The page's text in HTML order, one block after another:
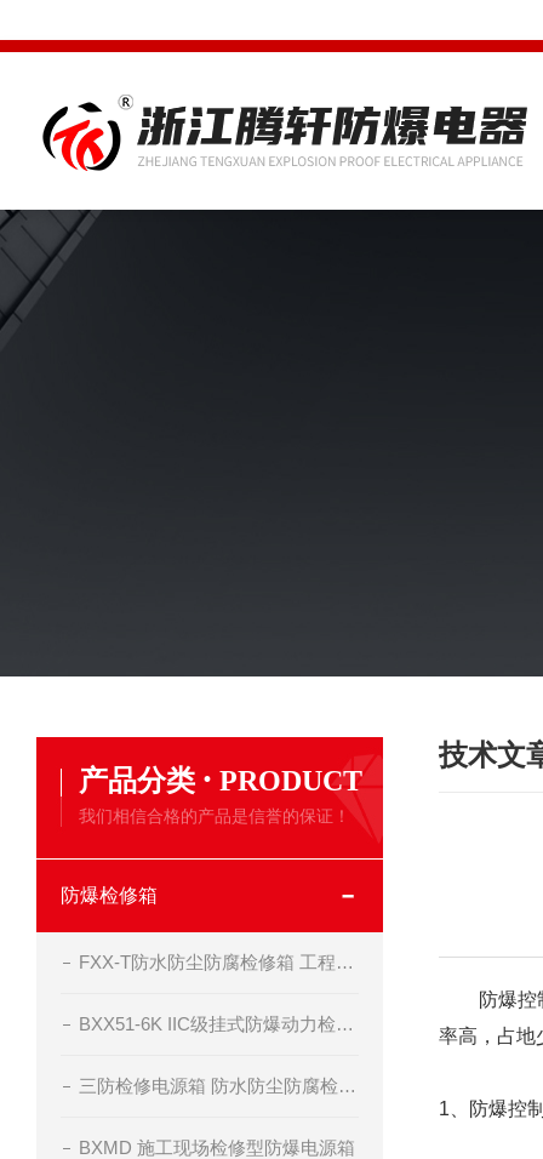
产品分类 · PRODUCT
我们相信合格的产品是信誉的保证！
防爆检修箱
FXX-T防水防尘防腐检修箱 工程塑料材质
BXX51-6K IIC级挂式防爆动力检修箱
三防检修电源箱 防水防尘防腐检修箱
BXMD 施工现场检修型防爆电源箱
技术文
防爆控制
率高，占地
1、防爆控